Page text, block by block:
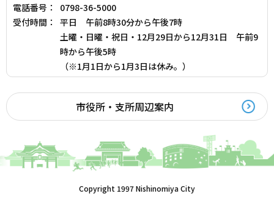
電話番号：
0798-36-5000
受付時間：
平日 午前8時30分から午後7時
土曜・日曜・祝日・12月29日から12月31日 午前9
時から午後5時
（※1月1日から1月3日は休み。）
市役所・支所周辺案内
Copyright 1997 Nishinomiya City